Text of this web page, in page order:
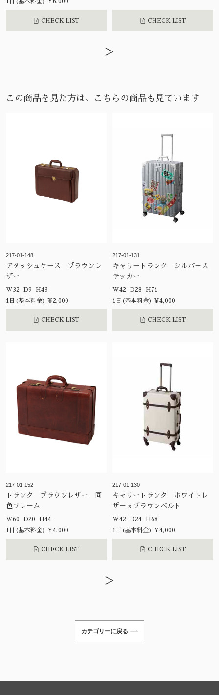
1日(基本料金) ¥6,000
CHECK LIST CHECK LIST
>
この商品を見た方は、こちらの商品も見ています
217-01-148
アタッシュケース ブラウンレ
ザー
W32 D9 H43
1日(基本料金) ¥2,000
CHECK LIST
217-01-131
キャリートランク シルバース
テッカー
W42 D28 H71
1日(基本料金) ¥4,000
CHECK LIST
217-01-152
トランク ブラウンレザー 同
色フレーム
W60 D20 H44
1日(基本料金) ¥4,000
CHECK LIST
217-01-130
キャリートランク ホワイトレ
ザーｘブラウンベルト
W42 D24 H68
1日(基本料金) ¥4,000
CHECK LIST
>
カテゴリーに戻る